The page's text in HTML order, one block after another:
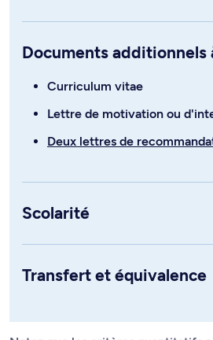
Documents additionnels
Curriculum vitae
Lettre de motivation ou
Deux lettres de
Scolarité
Transfert et équivalence